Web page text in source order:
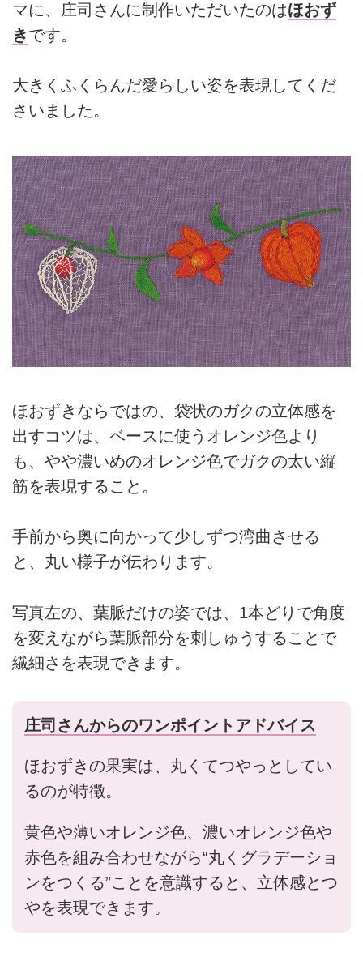
マに、庄司さんに制作いただいたのはほおず
きです。
大きくふくらんだ愛らしい姿を表現してくだ
さいました。
ほおずきならではの、袋状のガクの立体感を
出すコツは、ベースに使うオレンジ色より
も、やや濃いめのオレンジ色でガクの太い縦
筋を表現すること。
手前から奥に向かって少しずつ湾曲させる
と、丸い様子が伝わります。
写真左の、葉脈だけの姿では、1本どりで角度
を変えながら葉脈部分を刺しゅうすることで
繊細さを表現できます。
庄司さんからのワンポイントアドバイス
ほおずきの果実は、丸くてつやっとしてい
るのが特徴。
黄色や薄いオレンジ色、濃いオレンジ色や
赤色を組み合わせながら“丸くグラデーショ
ンをつくる”ことを意識すると、立体感とつ
やを表現できます。